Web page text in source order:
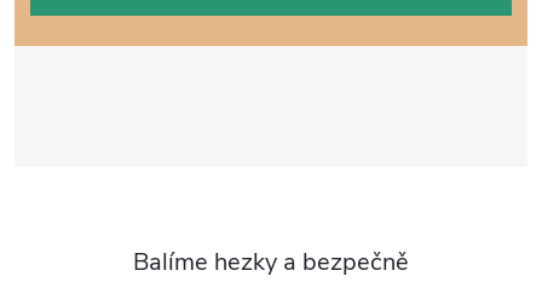
Balíme hezky a bezpečně